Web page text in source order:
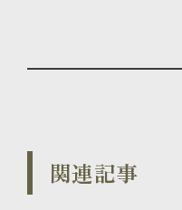
関連記事